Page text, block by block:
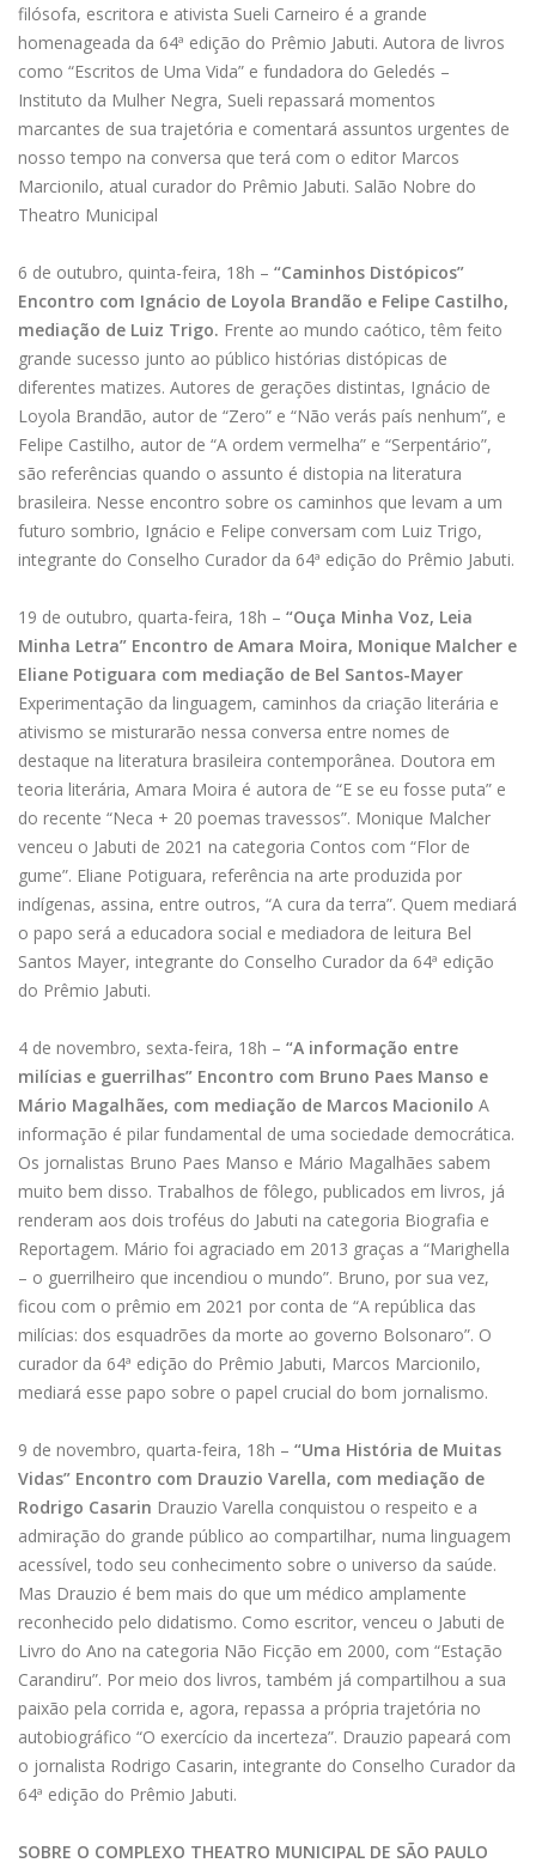
filósofa, escritora e ativista Sueli Carneiro é a grande
homenageada da 64ª edição do Prêmio Jabuti. Autora de livros
como “Escritos de Uma Vida” e fundadora do Geledés –
Instituto da Mulher Negra, Sueli repassará momentos
marcantes de sua trajetória e comentará assuntos urgentes de
nosso tempo na conversa que terá com o editor Marcos
Marcionilo, atual curador do Prêmio Jabuti. Salão Nobre do
Theatro Municipal
6 de outubro, quinta-feira, 18h – “Caminhos Distópicos”
Encontro com Ignácio de Loyola Brandão e Felipe Castilho,
mediação de Luiz Trigo. Frente ao mundo caótico, têm feito
grande sucesso junto ao público histórias distópicas de
diferentes matizes. Autores de gerações distintas, Ignácio de
Loyola Brandão, autor de “Zero” e “Não verás país nenhum”, e
Felipe Castilho, autor de “A ordem vermelha” e “Serpentário”,
são referências quando o assunto é distopia na literatura
brasileira. Nesse encontro sobre os caminhos que levam a um
futuro sombrio, Ignácio e Felipe conversam com Luiz Trigo,
integrante do Conselho Curador da 64ª edição do Prêmio Jabuti.
19 de outubro, quarta-feira, 18h – “Ouça Minha Voz, Leia
Minha Letra” Encontro de Amara Moira, Monique Malcher e
Eliane Potiguara com mediação de Bel Santos-Mayer
Experimentação da linguagem, caminhos da criação literária e
ativismo se misturarão nessa conversa entre nomes de
destaque na literatura brasileira contemporânea. Doutora em
teoria literária, Amara Moira é autora de “E se eu fosse puta” e
do recente “Neca + 20 poemas travessos”. Monique Malcher
venceu o Jabuti de 2021 na categoria Contos com “Flor de
gume”. Eliane Potiguara, referência na arte produzida por
indígenas, assina, entre outros, “A cura da terra”. Quem mediará
o papo será a educadora social e mediadora de leitura Bel
Santos Mayer, integrante do Conselho Curador da 64ª edição
do Prêmio Jabuti.
4 de novembro, sexta-feira, 18h – “A informação entre
milícias e guerrilhas” Encontro com Bruno Paes Manso e
Mário Magalhães, com mediação de Marcos Macionilo A
informação é pilar fundamental de uma sociedade democrática.
Os jornalistas Bruno Paes Manso e Mário Magalhães sabem
muito bem disso. Trabalhos de fôlego, publicados em livros, já
renderam aos dois troféus do Jabuti na categoria Biografia e
Reportagem. Mário foi agraciado em 2013 graças a “Marighella
– o guerrilheiro que incendiou o mundo”. Bruno, por sua vez,
ficou com o prêmio em 2021 por conta de “A república das
milícias: dos esquadrões da morte ao governo Bolsonaro”. O
curador da 64ª edição do Prêmio Jabuti, Marcos Marcionilo,
mediará esse papo sobre o papel crucial do bom jornalismo.
9 de novembro, quarta-feira, 18h – “Uma História de Muitas
Vidas” Encontro com Drauzio Varella, com mediação de
Rodrigo Casarin Drauzio Varella conquistou o respeito e a
admiração do grande público ao compartilhar, numa linguagem
acessível, todo seu conhecimento sobre o universo da saúde.
Mas Drauzio é bem mais do que um médico amplamente
reconhecido pelo didatismo. Como escritor, venceu o Jabuti de
Livro do Ano na categoria Não Ficção em 2000, com “Estação
Carandiru”. Por meio dos livros, também já compartilhou a sua
paixão pela corrida e, agora, repassa a própria trajetória no
autobiográfico “O exercício da incerteza”. Drauzio papeará com
o jornalista Rodrigo Casarin, integrante do Conselho Curador da
64ª edição do Prêmio Jabuti.
SOBRE O COMPLEXO THEATRO MUNICIPAL DE SÃO PAULO